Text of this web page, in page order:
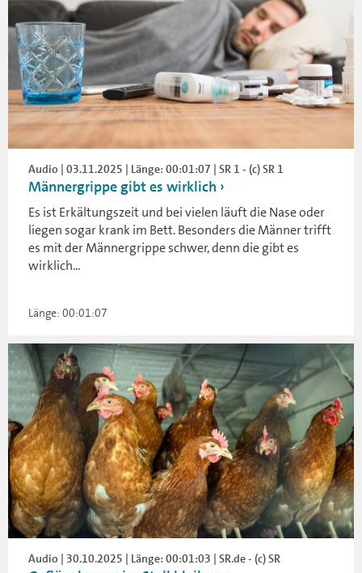
Audio | 03.11.2025 | Länge: 00:01:07 | SR 1 - (c) SR 1
Männergrippe gibt es wirklich
Es ist Erkältungszeit und bei vielen läuft die Nase oder
liegen sogar krank im Bett. Besonders die Männer trifft
es mit der Männergrippe schwer, denn die gibt es
wirklich...
Länge: 00:01:07
Audio | 30.10.2025 | Länge: 00:01:03 | SR.de - (c) SR